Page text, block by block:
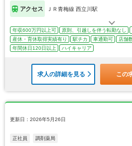
アクセス ＪＲ青梅線 西立川駅
年収600万円以上可 原則、引越しを伴う転勤なし
産休・育休取得実績有り
駅チカ 車通勤可 店舗
年間休日120日以上
ハイキャリア
求人の詳細を見る この
更新日：2026年5月26日
正社員 調剤薬局